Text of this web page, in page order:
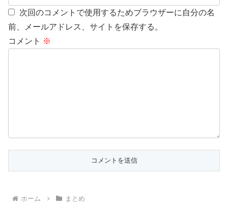
次回のコメントで使用するためブラウザーに自分の名
前、メールアドレス、サイトを保存する。
コメント ※
ホーム まとめ